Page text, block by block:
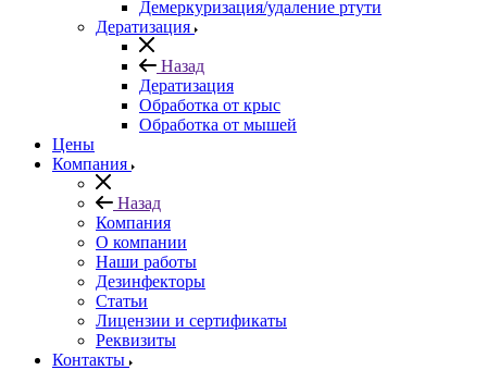
Демеркуризация/удаление ртути
Дератизация
Назад
Дератизация
Обработка от крыс
Обработка от мышей
Цены
Компания
Назад
Компания
О компании
Наши работы
Дезинфекторы
Статьи
Лицензии и сертификаты
Реквизиты
Контакты